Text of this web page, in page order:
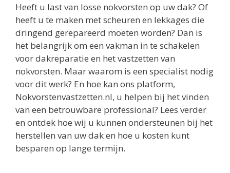
Heeft u last van losse nokvorsten op uw dak? Of
heeft u te maken met scheuren en lekkages die
dringend gerepareerd moeten worden? Dan is
het belangrijk om een vakman in te schakelen
voor dakreparatie en het vastzetten van
nokvorsten. Maar waarom is een specialist nodig
voor dit werk? En hoe kan ons platform,
Nokvorstenvastzetten.nl, u helpen bij het vinden
van een betrouwbare professional? Lees verder
en ontdek hoe wij u kunnen ondersteunen bij het
herstellen van uw dak en hoe u kosten kunt
besparen op lange termijn.